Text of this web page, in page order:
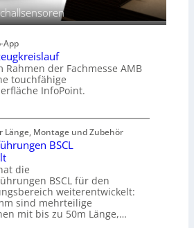
App
Rahmen der Fachmesse AMB
touchfähige
InfoPoint.
Länge, Montage und Zubehör
BSCL
die
BSCL für den
weiterentwickelt:
sind mehrteilige
mit bis zu 50m Länge,…